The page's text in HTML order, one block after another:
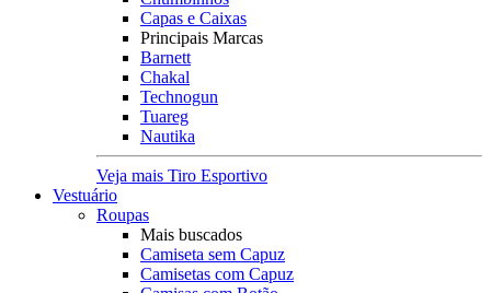
Capas e Caixas
Principais Marcas
Barnett
Chakal
Technogun
Tuareg
Nautika
Veja mais Tiro Esportivo
Vestuário
Roupas
Mais buscados
Camiseta sem Capuz
Camisetas com Capuz